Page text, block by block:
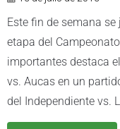
Este fin de semana
etapa del
importantes destaca
vs. Aucas en un
del Independiente vs.